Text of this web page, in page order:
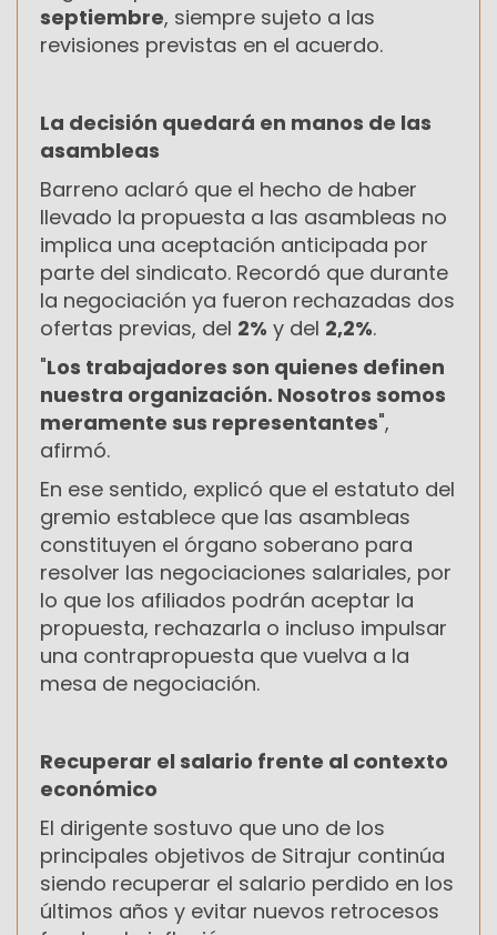
septiembre, siempre sujeto a las
revisiones previstas en el acuerdo.
La decisión quedará en manos de las
asambleas
Barreno aclaró que el hecho de haber
llevado la propuesta a las asambleas no
implica una aceptación anticipada por
parte del sindicato. Recordó que durante
la negociación ya fueron rechazadas dos
ofertas previas, del 2% y del 2,2%.
"Los trabajadores son quienes definen
nuestra organización. Nosotros somos
meramente sus representantes",
afirmó.
En ese sentido, explicó que el estatuto del
gremio establece que las asambleas
constituyen el órgano soberano para
resolver las negociaciones salariales, por
lo que los afiliados podrán aceptar la
propuesta, rechazarla o incluso impulsar
una contrapropuesta que vuelva a la
mesa de negociación.
Recuperar el salario frente al contexto
económico
El dirigente sostuvo que uno de los
principales objetivos de Sitrajur continúa
siendo recuperar el salario perdido en los
últimos años y evitar nuevos retrocesos